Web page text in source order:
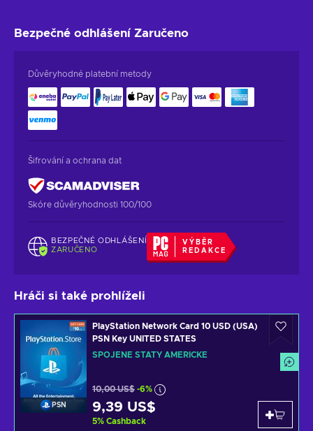
Bezpečné odhlášení Zaručeno
Důvěryhodné platební metody
Šifrování a ochrana dat
Skóre důvěryhodnosti 100/100
BEZPEČNÉ ODHLÁŠENÍ
ZARUČENO
VÝBĚR
REDAKCE
Hráči si také prohlíželi
PSN
PlayStation Network Card 10 USD (USA)
PSN Key UNITED STATES
SPOJENÉ STÁTY AMERICKÉ
10,00 US$ -6%
9,39 US$
5% Cashback